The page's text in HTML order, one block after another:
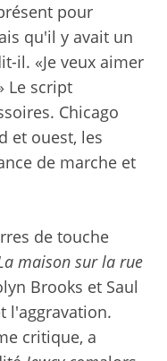
pour
qu'il y avait un
il. «Je veux aimer
Le script
Chicago
et ouest, les
de marche et
de touche
maison sur la rue
Brooks et Saul
l'aggravation.
critique, a